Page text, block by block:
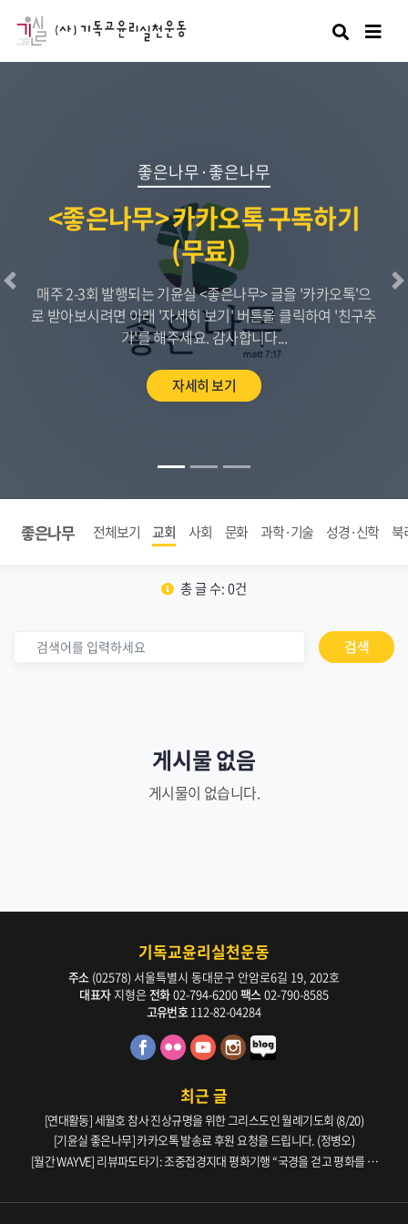
검색
좋은나무·좋은나무
<좋은나무> 카카오톡 구독하기
(무료)
매주 2-3회 발행되는 기윤실 <좋은나무> 글을 '카카오톡'으
로 받아보시려면 아래 '자세히 보기' 버튼을 클릭하여 '친구추
가'를 해주세요. 감사합니다...
자세히 보기
이전
좋은나무 전체보기 교회 사회 문화 과학·기술 성경·신학 북
총 글 수: 0건
검색
게시물 없음
게시물이 없습니다.
기독교윤리실천운동
주소 (02578) 서울특별시 동대문구 안암로6길 19, 202호
대표자지형은 전화02-794-6200팩스 02-790-8585
고유번호 112-82-04284
최근 글
[연대활동] 세월호 참사 진상규명을 위한 그리스도인 월례기도회 (8/20)
[기윤실 좋은나무] 카카오톡 발송료 후원 요청을 드립니다. (정병오)
[월간 WAYVE] 리뷰파도타기: 조중접경지대 평화기행 “국경을 걷고 평화를 생